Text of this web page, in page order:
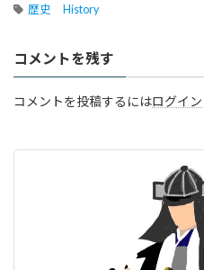
歴史 History
コメントを残す
コメントを投稿するにはログイン